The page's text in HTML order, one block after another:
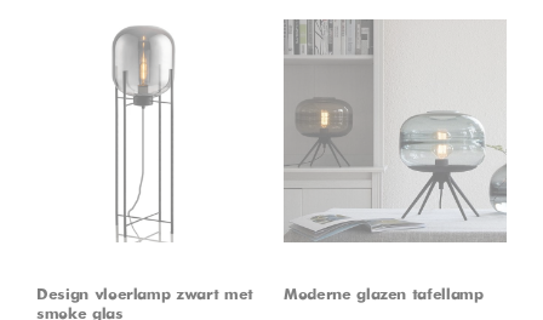
Design vloerlamp zwart met
smoke glas
Moderne glazen tafellamp